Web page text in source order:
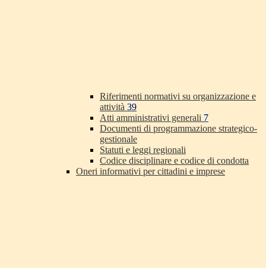
Riferimenti normativi su organizzazione e
attività 39
Atti amministrativi generali 7
Documenti di programmazione strategico-
gestionale
Statuti e leggi regionali
Codice disciplinare e codice di condotta
Oneri informativi per cittadini e imprese